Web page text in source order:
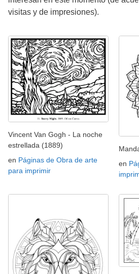
visitas y de impresiones).
Vincent Van Gogh - La noche
estrellada (1889)
en Páginas de Obra de arte
para imprimir
en